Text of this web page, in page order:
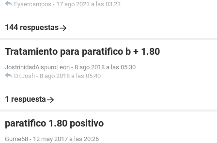
Eysercampos - 17 ago 2023 a las 03:23
144 respuestas
Tratamiento para paratifico b + 1.80
JostrinidadAispuroLeon - 8 ago 2018 a las 05:30
Dr.Josh - 8 ago 2018 a las 05:40
1 respuesta
paratifico 1.80 positivo
Gume58 - 12 may 2017 a las 20:26